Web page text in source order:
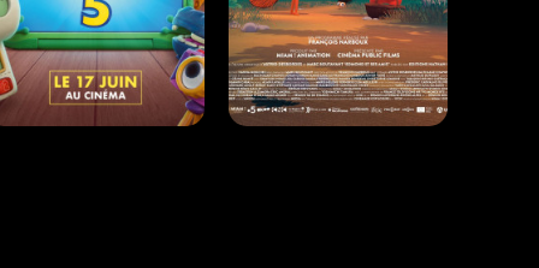
Horaires et Infos
Horaires et Infos